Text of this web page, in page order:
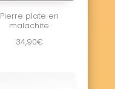
Pierre plate en
malachite
34,90€